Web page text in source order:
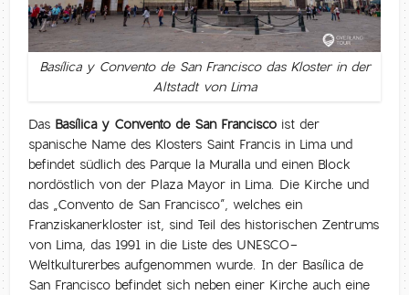
Basílica y Convento de San Francisco das Kloster in der
Altstadt von Lima
Das Basílica y Convento de San Francisco ist der
spanische Name des Klosters Saint Francis in Lima und
befindet südlich des Parque la Muralla und einen Block
nordöstlich von der Plaza Mayor in Lima. Die Kirche und
das „Convento de San Francisco”, welches ein
Franziskanerkloster ist, sind Teil des historischen Zentrums
von Lima, das 1991 in die Liste des UNESCO-
Weltkulturerbes aufgenommen wurde. In der Basílica de
San Francisco befindet sich neben einer Kirche auch eine